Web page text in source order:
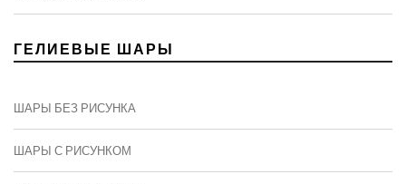
ГЕЛИЕВЫЕ ШАРЫ
ШАРЫ БЕЗ РИСУНКА
ШАРЫ С РИСУНКОМ